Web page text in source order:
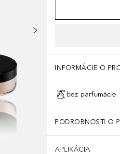
INFORMÁCIE O
bez parfumácie
PODROBNOSTI O
APLIKÁCIA